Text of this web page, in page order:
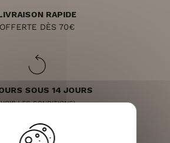
RAPIDE
OFFERTE DÈS 70€
SOUS 14 JOURS
LES CONDITIONS)